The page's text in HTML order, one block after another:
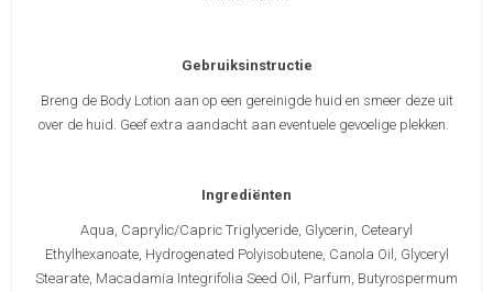
Gebruiksinstructie
Breng de Body Lotion aan op een gereinigde huid en smeer deze uit
over de huid. Geef extra aandacht aan eventuele gevoelige plekken.
Ingrediënten
Aqua, Caprylic/Capric Triglyceride, Glycerin, Cetearyl
Ethylhexanoate, Hydrogenated Polyisobutene, Canola Oil, Glyceryl
Stearate, Macadamia Integrifolia Seed Oil, Parfum, Butyrospermum